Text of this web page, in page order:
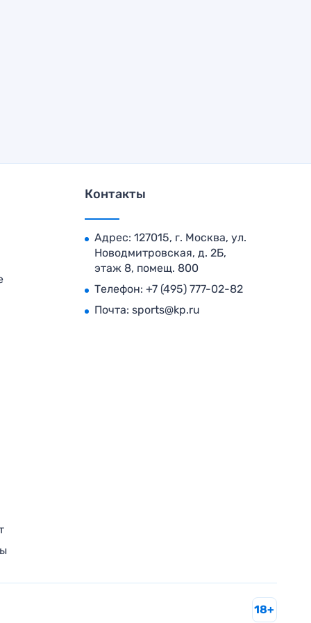
Контакты
Адрес: 127015, г. Москва, ул.
Новодмитровская, д. 2Б,
этаж 8, помещ. 800
Телефон: +7 (495) 777-02-82
Почта: sports@kp.ru
18+